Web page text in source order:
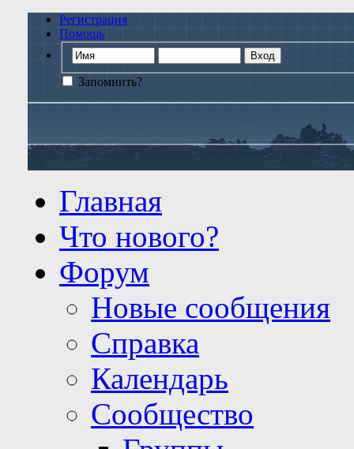
Регистрация
Помощь
Запомнить?
Главная
Что нового?
Форум
Новые сообщения
Справка
Календарь
Сообщество